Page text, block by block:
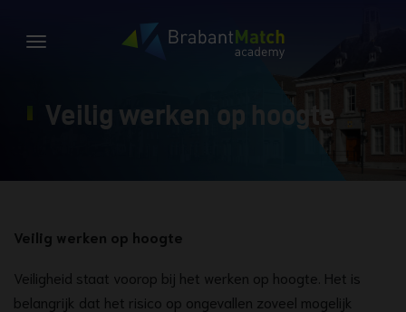
Veilig werken op hoogte
Veilig werken op hoogte
Veiligheid staat voorop bij het werken op hoogte. Het is
belangrijk dat het risico op ongevallen zoveel mogelijk